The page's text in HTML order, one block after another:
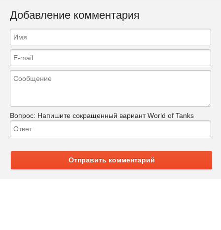
Добавление комментария
Вопрос: Напишите сокращенный вариант World of Tanks
Отправить комментарий